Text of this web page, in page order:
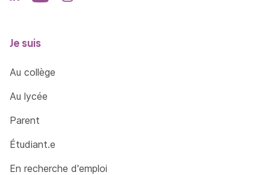
Je suis
Au collège
Au lycée
Parent
Étudiant.e
En recherche d'emploi